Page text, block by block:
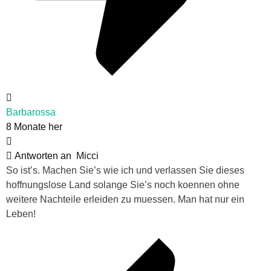
Barbarossa
8 Monate her
Antworten an
Micci
So ist’s. Machen Sie’s wie ich und verlassen Sie dieses
hoffnungslose Land solange Sie’s noch koennen ohne
weitere Nachteile erleiden zu muessen. Man hat nur ein
Leben!